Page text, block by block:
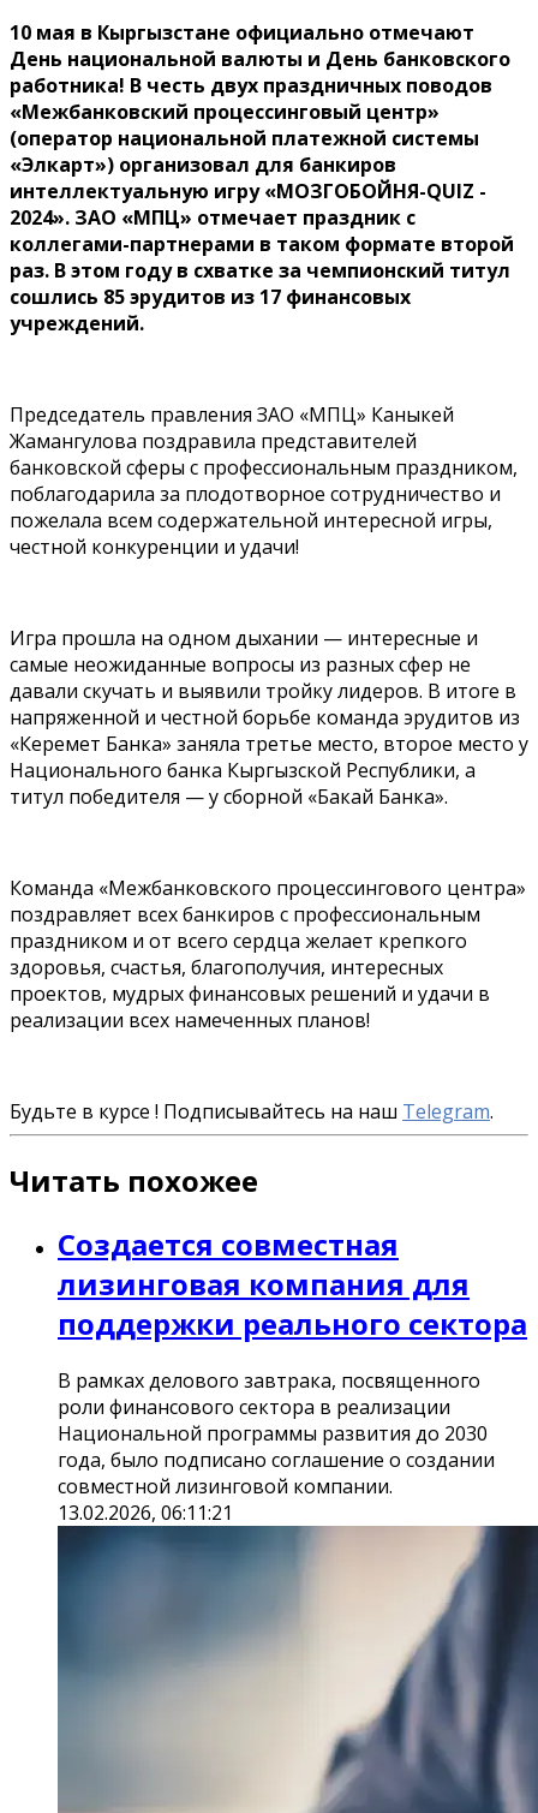
10 мая в Кыргызстане официально отмечают
День национальной валюты и День банковского
работника! В честь двух праздничных поводов
«Межбанковский процессинговый центр»
(оператор национальной платежной системы
«Элкарт») организовал для банкиров
интеллектуальную игру «МОЗГОБОЙНЯ-QUIZ -
2024». ЗАО «МПЦ» отмечает праздник с
коллегами-партнерами в таком формате второй
раз. В этом году в схватке за чемпионский титул
сошлись 85 эрудитов из 17 финансовых
учреждений.
Председатель правления ЗАО «МПЦ» Каныкей
Жамангулова поздравила представителей
банковской сферы с профессиональным праздником,
поблагодарила за плодотворное сотрудничество и
пожелала всем содержательной интересной игры,
честной конкуренции и удачи!
Игра прошла на одном дыхании — интересные и
самые неожиданные вопросы из разных сфер не
давали скучать и выявили тройку лидеров. В итоге в
напряженной и честной борьбе команда эрудитов из
«Керемет Банка» заняла третье место, второе место у
Национального банка Кыргызской Республики, а
титул победителя — у сборной «Бакай Банка».
Команда «Межбанковского процессингового центра»
поздравляет всех банкиров с профессиональным
праздником и от всего сердца желает крепкого
здоровья, счастья, благополучия, интересных
проектов, мудрых финансовых решений и удачи в
реализации всех намеченных планов!
Будьте в курсе ! Подписывайтесь на наш Telegram.
Читать похожее
Создается совместная
лизинговая компания для
поддержки реального сектора
В рамках делового завтрака, посвященного
роли финансового сектора в реализации
Национальной программы развития до 2030
года, было подписано соглашение о создании
совместной лизинговой компании.
13.02.2026, 06:11:21